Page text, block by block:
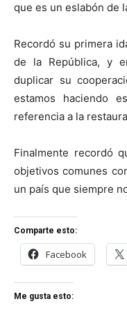
que es un eslabón de
Recordó su primera
de la República, y
duplicar su
estamos haciendo
referencia a la
Finalmente recordó
objetivos comunes
un país que siempre
Comparte esto:
Facebook
Me gusta esto: